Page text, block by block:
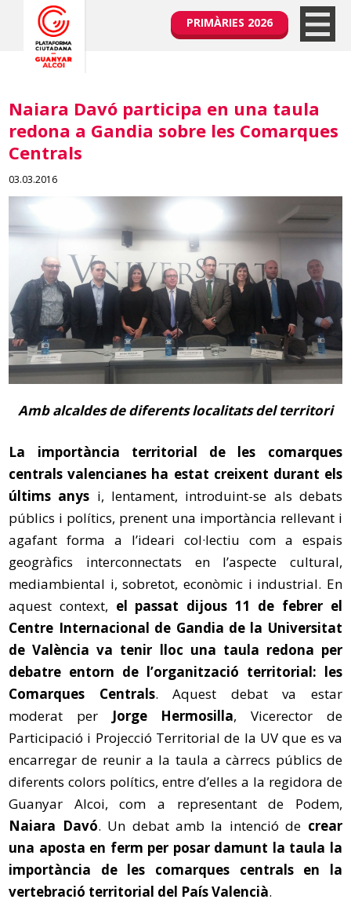
PRIMÀRIES 2026
Naiara Davó participa en una taula
redona a Gandia sobre les Comarques
Centrals
03.03.2016
Amb alcaldes de diferents localitats del territori
La importància territorial de les comarques
centrals valencianes ha estat creixent durant els
últims anys i, lentament, introduint-se als debats
públics i polítics, prenent una importància rellevant i
agafant forma a l’ideari col·lectiu com a espais
geogràfics interconnectats en l’aspecte cultural,
mediambiental i, sobretot, econòmic i industrial. En
aquest context, el passat dijous 11 de febrer el
Centre Internacional de Gandia de la Universitat
de València va tenir lloc una taula redona per
debatre entorn de l’organització territorial: les
Comarques Centrals. Aquest debat va estar
moderat per
Jorge Hermosilla, Vicerector de
Participació i Projecció Territorial de la UV que es va
encarregar de reunir a la taula a càrrecs públics de
diferents colors polítics, entre d’elles a la regidora de
Guanyar Alcoi, com a representant de Podem,
Naiara Davó. Un debat amb la intenció de crear
una aposta en ferm per posar damunt la taula la
importància de les comarques centrals en la
vertebració territorial del País Valencià.